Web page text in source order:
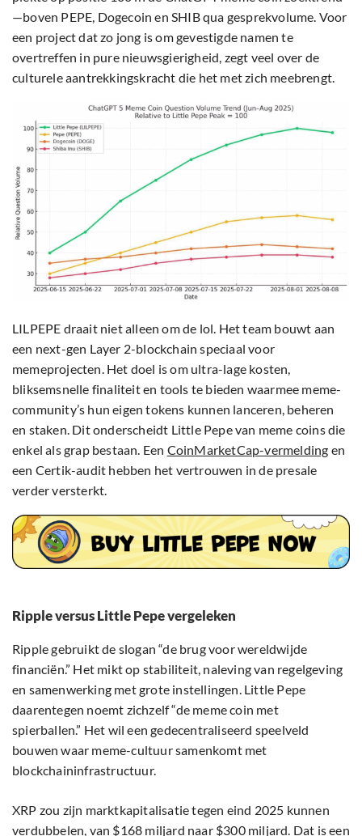
—boven PEPE, Dogecoin en SHIB qua gesprekvolume. Voor
een project dat zo jong is om gevestigde namen te
overtreffen in pure nieuwsgierigheid, zegt veel over de
culturele aantrekkingskracht die het met zich meebrengt.
LILPEPE draait niet alleen om de lol. Het team bouwt aan
een next-gen Layer 2-blockchain speciaal voor
memeprojecten. Het doel is om ultra-lage kosten,
bliksemsnelle finaliteit en tools te bieden waarmee meme-
community’s hun eigen tokens kunnen lanceren, beheren
en staken. Dit onderscheidt Little Pepe van meme coins die
enkel als grap bestaan. Een CoinMarketCap-vermelding en
een Certik-audit hebben het vertrouwen in de presale
verder versterkt.
Ripple versus Little Pepe vergeleken
Ripple gebruikt de slogan “de brug voor wereldwijde
financiën.” Het mikt op stabiliteit, naleving van regelgeving
en samenwerking met grote instellingen. Little Pepe
daarentegen noemt zichzelf “de meme coin met
spierballen.” Het wil een gedecentraliseerd speelveld
bouwen waar meme-cultuur samenkomt met
blockchaininfrastructuur.
XRP zou zijn marktkapitalisatie tegen eind 2025 kunnen
verdubbelen, van $168 miljard naar $300 miljard. Dat is een